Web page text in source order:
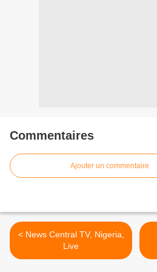
Commentaires
Ajouter un commentaire
< News Central TV, Nigeria,
Live